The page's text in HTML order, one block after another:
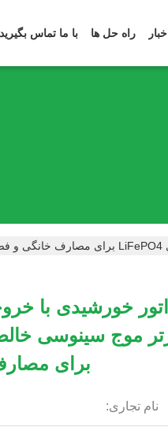
اخبار راه حل ها با ما تماس بگیرید
برای
نام تجاری: